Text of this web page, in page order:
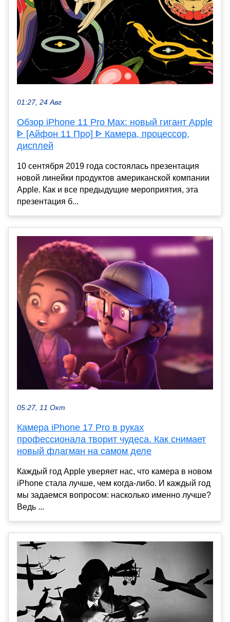
01:27, 24 Авг
Обзор iPhone 11 Pro Max: новый гигант Apple
ᐈ [Айфон 11 Про] ᐈ Камера, процессор,
дисплей
10 сентября 2019 года состоялась презентация
новой линейки продуктов американской компании
Apple. Как и все предыдущие мероприятия, эта
презентация б...
05:27, 11 Окт
Камера iPhone 17 Pro в руках
профессионала творит чудеса. Как снимает
новый флагман на самом деле
Каждый год Apple уверяет нас, что камера в новом
iPhone стала лучше, чем когда-либо. И каждый год
мы задаемся вопросом: насколько именно лучше?
Ведь ...